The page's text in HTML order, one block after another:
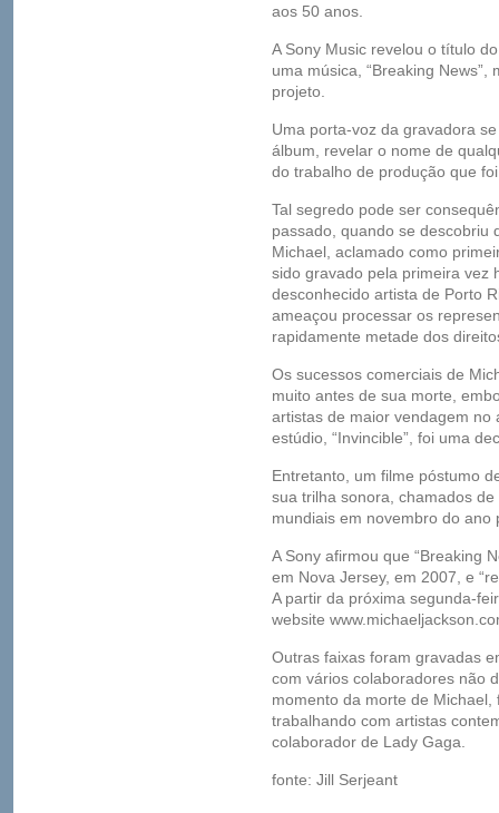
aos 50 anos.
A Sony Music revelou o título
uma música, “Breaking
projeto.
Uma porta-voz da gravadora
álbum, revelar o nome de
do trabalho de produção que
Tal segredo pode ser
passado, quando se descobriu
Michael, aclamado como
sido gravado pela primeira vez
desconhecido artista de Porto
ameaçou processar os
rapidamente metade dos
Os sucessos comerciais de
muito antes de sua morte,
artistas de maior vendagem no
estúdio, “Invincible”, foi uma
Entretanto, um filme póstumo
sua trilha sonora, chamados
mundiais em novembro do ano
A Sony afirmou que “Breaking
em Nova Jersey, em 2007, e
A partir da próxima segunda-
website
Outras faixas foram gravadas
com vários colaboradores não
momento da morte de
trabalhando com artistas
colaborador de Lady Gaga.
fonte: Jill Serjeant